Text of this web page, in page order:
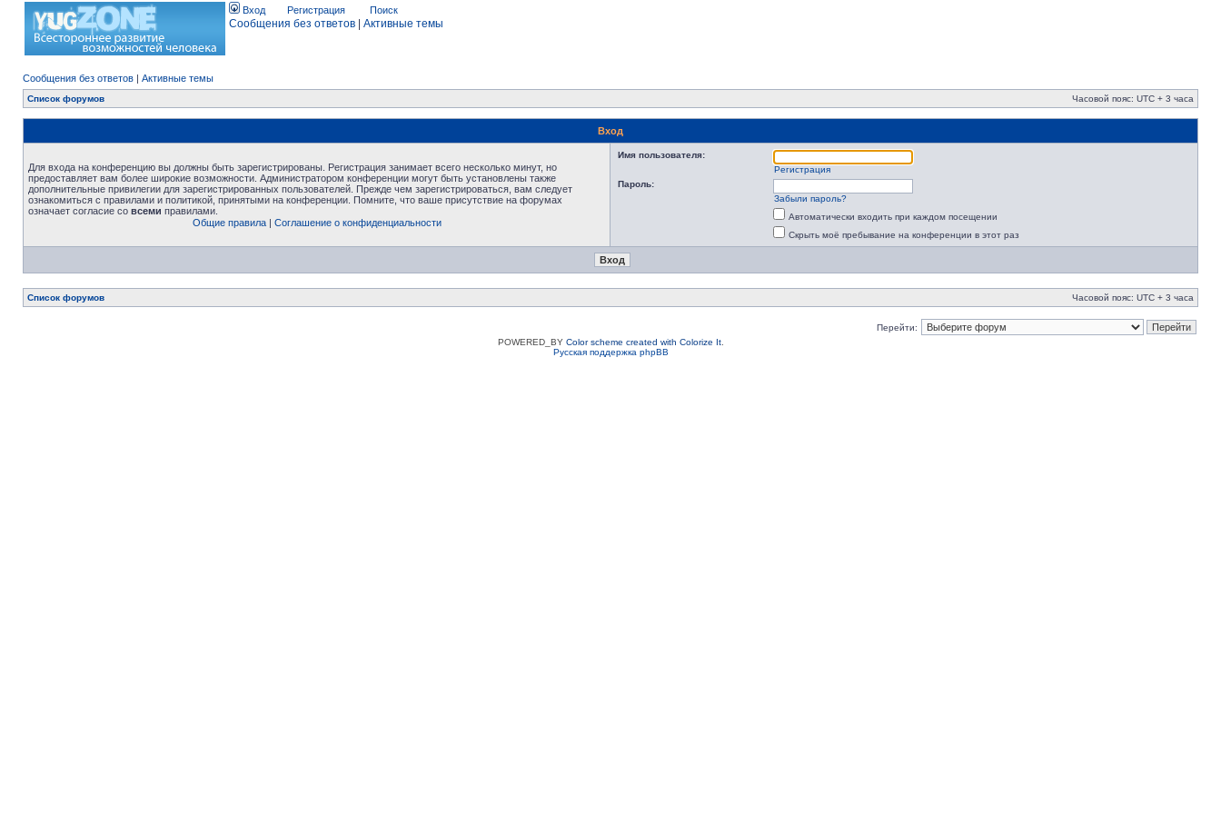
Вход Регистрация Поиск
Сообщения без ответов Активные темы
Сообщения без ответов | Активные темы
Список форумов Часовой пояс: UTC + 3 часа
Вход
Для входа на конференцию вы должны быть зарегистрированы. Регистрация занимает всего несколько минут, но
предоставляет вам более широкие возможности. Администратором конференции могут быть установлены также
дополнительные привилегии для зарегистрированных пользователей. Прежде чем зарегистрироваться, вам следует
ознакомиться с правилами и политикой, принятыми на конференции. Помните, что ваше присутствие на форумах
означает согласие со всеми правилами.
Общие правила| Соглашение о конфиденциальности
Имя пользователя:
Регистрация
Пароль:
Забыли пароль?
Автоматически входить при каждом посещении
Скрыть моё пребывание на конференции в этот раз
Список форумов Часовой пояс: UTC + 3 часа
Перейти:
POWERED_BY Color scheme created with Colorize It.
Русская поддержка phpBB